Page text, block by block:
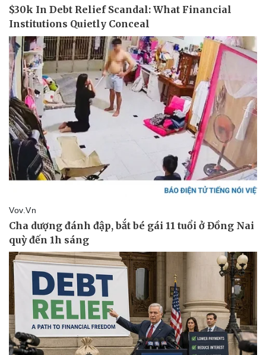
Doanh nghiệp
Thông tin doanh nghiệp
Doanh nghiệp 24h
Doanh nhân
Vì cộng đồng
Công nghệ
Sành điệu
Tin Công nghệ
Trải nghiệm
Chuyển đổi số